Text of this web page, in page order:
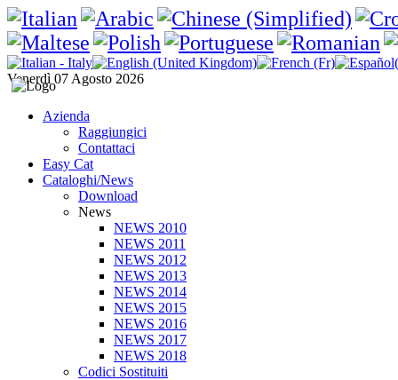
Venerdì 07 Agosto 2026
Azienda
Raggiungici
Contattaci
Easy Cat
Cataloghi/News
Download
News
NEWS 2010
NEWS 2011
NEWS 2012
NEWS 2013
NEWS 2014
NEWS 2015
NEWS 2016
NEWS 2017
NEWS 2018
Codici Sostituiti